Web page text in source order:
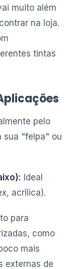
muito além
na loja.
tintas
pelo
sua "felpa" ou
Ideal
acrílica).
para
como
mais
externas de